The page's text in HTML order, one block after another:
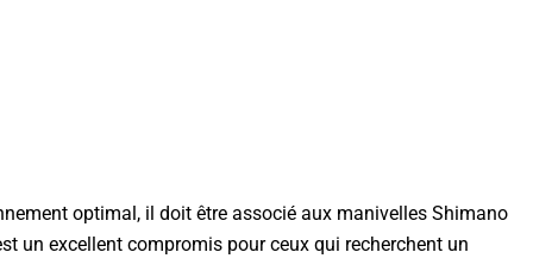
optimal, il doit être associé aux manivelles Shimano
un excellent compromis pour ceux qui recherchent un